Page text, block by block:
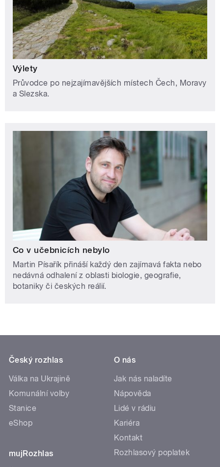
Výlety
Průvodce po nejzajímavějších místech Čech, Moravy
a Slezska.
Co v učebnicích nebylo
Martin Písařík přináší každý den zajímavá fakta nebo
nedávná odhalení z oblasti biologie, geografie,
botaniky či českých reálií.
Český rozhlas
Válka na Ukrajině
Komunální volby
Stanice
eShop
mujRozhlas
O nás
Jak nás naladíte
Nápověda
Lidé v rádiu
Kariéra
Kontakt
Rozhlasový poplatek